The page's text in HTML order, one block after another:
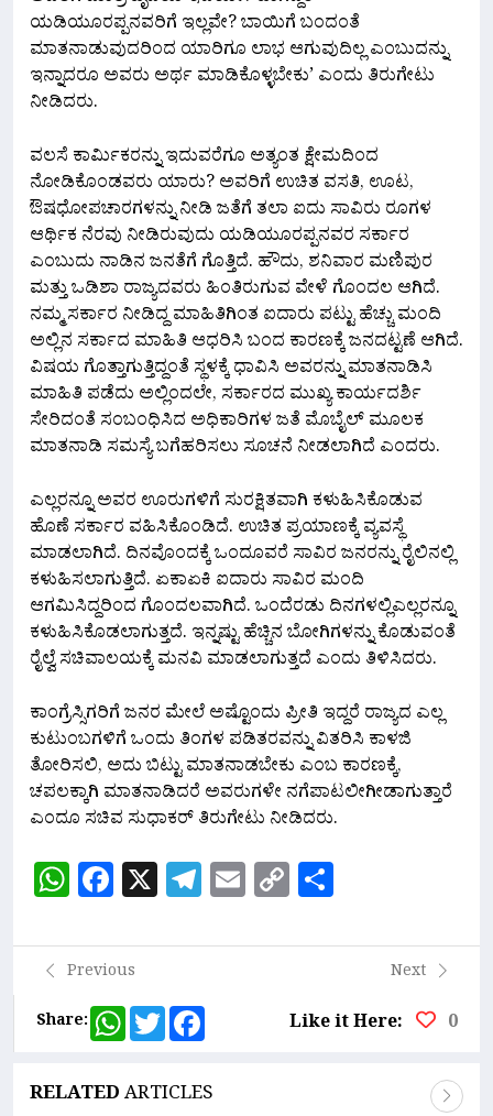
ಯಡಿಯೂರಪ್ಪನವರಿಗೆ ಇಲ್ಲವೇ? ಬಾಯಿಗೆ ಬಂದಂತೆ
ಮಾತನಾಡುವುದರಿಂದ ಯಾರಿಗೂ ಲಾಭ ಆಗುವುದಿಲ್ಲ ಎಂಬುದನ್ನು
ಇನ್ನಾದರೂ ಅವರು ಅರ್ಥ ಮಾಡಿಕೊಳ್ಳಬೇಕು’ ಎಂದು ತಿರುಗೇಟು
ನೀಡಿದರು.
ವಲಸೆ ಕಾರ್ಮಿಕರನ್ನು ಇದುವರೆಗೂ ಅತ್ಯಂತ ಕ್ಷೇಮದಿಂದ
ನೋಡಿಕೊಂಡವರು ಯಾರು? ಅವರಿಗೆ ಉಚಿತ ವಸತಿ, ಊಟ,
ಔಷಧೋಪಚಾರಗಳನ್ನು ನೀಡಿ ಜತೆಗೆ ತಲಾ ಐದು ಸಾವಿರು ರೂಗಳ
ಆರ್ಥಿಕ ನೆರವು ನೀಡಿರುವುದು ಯಡಿಯೂರಪ್ಪನವರ ಸರ್ಕಾರ
ಎಂಬುದು ನಾಡಿನ ಜನತೆಗೆ ಗೊತ್ತಿದೆ. ಹೌದು, ಶನಿವಾರ ಮಣಿಪುರ
ಮತ್ತು ಒಡಿಶಾ ರಾಜ್ಯದವರು ಹಿಂತಿರುಗುವ ವೇಳೆ ಗೊಂದಲ ಆಗಿದೆ.
ನಮ್ಮ ಸರ್ಕಾರ ನೀಡಿದ್ದ ಮಾಹಿತಿಗಿಂತ ಐದಾರು ಪಟ್ಟು ಹೆಚ್ಚು ಮಂದಿ
ಅಲ್ಲಿನ ಸರ್ಕಾದ ಮಾಹಿತಿ ಆಧರಿಸಿ ಬಂದ ಕಾರಣಕ್ಕೆ ಜನದಟ್ಟಣೆ ಆಗಿದೆ.
ವಿಷಯ ಗೊತ್ತಾಗುತ್ತಿದ್ದಂತೆ ಸ್ಥಳಕ್ಕೆ ಧಾವಿಸಿ ಅವರನ್ನು ಮಾತನಾಡಿಸಿ
ಮಾಹಿತಿ ಪಡೆದು ಅಲ್ಲಿಂದಲೇ, ಸರ್ಕಾರದ ಮುಖ್ಯ ಕಾರ್ಯದರ್ಶಿ
ಸೇರಿದಂತೆ ಸಂಬಂಧಿಸಿದ ಅಧಿಕಾರಿಗಳ ಜತೆ ಮೊಬೈಲ್ ಮೂಲಕ
ಮಾತನಾಡಿ ಸಮಸ್ಯೆ ಬಗೆಹರಿಸಲು ಸೂಚನೆ ನೀಡಲಾಗಿದೆ ಎಂದರು.
ಎಲ್ಲರನ್ನೂ ಅವರ ಊರುಗಳಿಗೆ ಸುರಕ್ಷಿತವಾಗಿ ಕಳುಹಿಸಿಕೊಡುವ
ಹೊಣೆ ಸರ್ಕಾರ ವಹಿಸಿಕೊಂಡಿದೆ. ಉಚಿತ ಪ್ರಯಾಣಕ್ಕೆ ವ್ಯವಸ್ಥೆ
ಮಾಡಲಾಗಿದೆ. ದಿನವೊಂದಕ್ಕೆ ಒಂದೂವರೆ ಸಾವಿರ ಜನರನ್ನು ರೈಲಿನಲ್ಲಿ
ಕಳುಹಿಸಲಾಗುತ್ತಿದೆ. ಏಕಾಏಕಿ ಐದಾರು ಸಾವಿರ ಮಂದಿ
ಆಗಮಿಸಿದ್ದರಿಂದ ಗೊಂದಲವಾಗಿದೆ. ಒಂದೆರಡು ದಿನಗಳಲ್ಲಿಎಲ್ಲರನ್ನೂ
ಕಳುಹಿಸಿಕೊಡಲಾಗುತ್ತದೆ. ಇನ್ನಷ್ಟು ಹೆಚ್ಚಿನ ಬೋಗಿಗಳನ್ನು ಕೊಡುವಂತೆ
ರೈಲ್ವೆ ಸಚಿವಾಲಯಕ್ಕೆ ಮನವಿ ಮಾಡಲಾಗುತ್ತದೆ ಎಂದು ತಿಳಿಸಿದರು.
ಕಾಂಗ್ರೆಸ್ಸಿಗರಿಗೆ ಜನರ ಮೇಲೆ ಅಷ್ಟೊಂದು ಪ್ರೀತಿ ಇದ್ದರೆ ರಾಜ್ಯದ ಎಲ್ಲ
ಕುಟುಂಬಗಳಿಗೆ ಒಂದು ತಿಂಗಳ ಪಡಿತರವನ್ನು ವಿತರಿಸಿ ಕಾಳಜಿ
ತೋರಿಸಲಿ, ಅದು ಬಿಟ್ಟು ಮಾತನಾಡಬೇಕು ಎಂಬ ಕಾರಣಕ್ಕೆ,
ಚಪಲಕ್ಕಾಗಿ ಮಾತನಾಡಿದರೆ ಅವರುಗಳೇ ನಗೆಪಾಟಲೀಗೀಡಾಗುತ್ತಾರೆ
ಎಂದೂ ಸಚಿವ ಸುಧಾಕರ್ ತಿರುಗೇಟು ನೀಡಿದರು.
WhatsApp
Facebook
X Telegram
Email
Copy
Link
Previous
Next
Share:
WhatsApp
Twitter Like it Here: 0
RELATEDARTICLES